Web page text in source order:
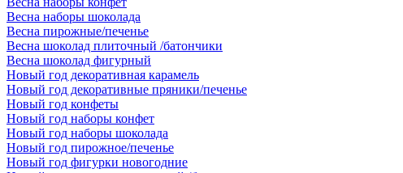
Весна наборы шоколада
Весна пирожные/печенье
Весна шоколад плиточный /батончики
Весна шоколад фигурный
Новый год декоративная карамель
Новый год декоративные пряники/печенье
Новый год конфеты
Новый год наборы конфет
Новый год наборы шоколада
Новый год пирожное/печенье
Новый год фигурки новогодние